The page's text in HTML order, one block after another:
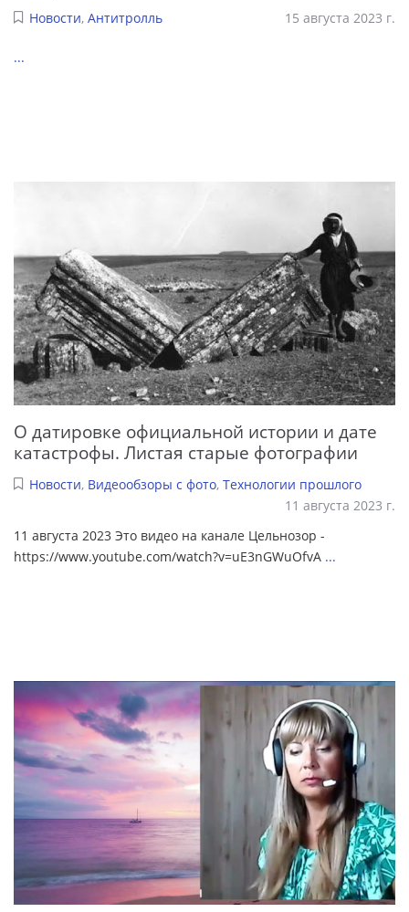
Новости, Антитролль 15 августа 2023 г.
...
О датировке официальной истории и дате
катастрофы. Листая старые фотографии
Новости, Видеообзоры с фото, Технологии прошлого
11 августа 2023 г.
11 августа 2023 Это видео на канале Цельнозор -
https://www.youtube.com/watch?v=uE3nGWuOfvA ...